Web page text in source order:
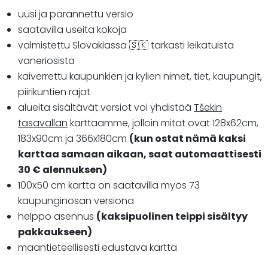
uusi ja parannettu versio
saatavilla useita kokoja
valmistettu Slovakiassa 🇸🇰 tarkasti leikatuista
vaneriosista
kaiverrettu kaupunkien ja kylien nimet, tiet, kaupungit,
piirikuntien rajat
alueita sisältävät versiot voi yhdistää Tšekin
tasavallan karttaamme, jolloin mitat ovat128x62cm,
183x90cm ja 366x180cm (kun ostat nämä kaksi
karttaa samaan aikaan, saat automaattisesti
30 € alennuksen)
100x50 cm kartta on saatavilla myös 73
kaupunginosan versiona
helppo asennus (kaksipuolinen teippi sisältyy
pakkaukseen)
maantieteellisesti edustava kartta